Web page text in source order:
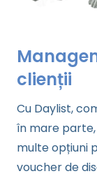
clienții
Cu Daylist,
în mare
multe opțiuni
voucher de